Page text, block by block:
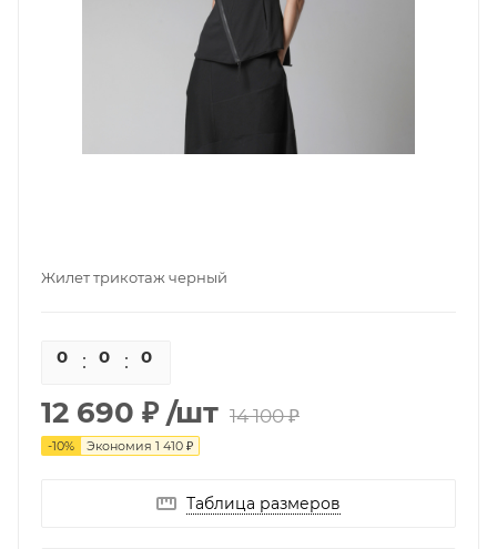
Жилет трикотаж черный
0 0 0
12 690 ₽ /шт 14 100 ₽
-10% Экономия 1 410 ₽
Таблица размеров